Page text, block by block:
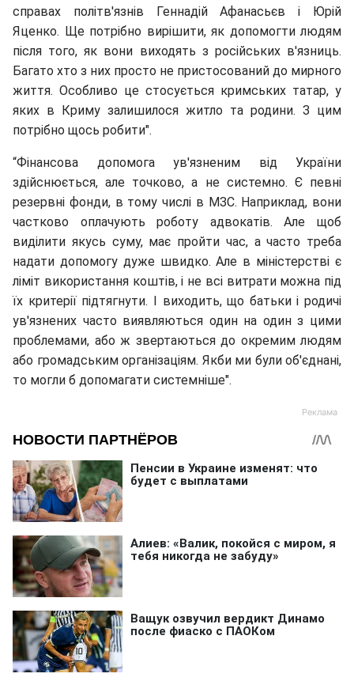
справах політв'язнів Геннадій Афанасьєв і Юрій
Яценко. Ще потрібно вирішити, як допомогти людям
після того, як вони виходять з російських в'язниць.
Багато хто з них просто не пристосований до мирного
життя. Особливо це стосується кримських татар, у
яких в Криму залишилося житло та родини. З цим
потрібно щось робити".
“Фінансова допомога ув'язненим від України
здійснюється, але точково, а не системно. Є певні
резервні фонди, в тому числі в МЗС. Наприклад, вони
частково оплачують роботу адвокатів. Але щоб
виділити якусь суму, має пройти час, а часто треба
надати допомогу дуже швидко. Але в міністерстві є
ліміт використання коштів, і не всі витрати можна під
їх критерії підтягнути. І виходить, що батьки і родичі
ув'язнених часто виявляються один на один з цими
проблемами, або ж звертаються до окремим людям
або громадським організаціям. Якби ми були об'єднані,
то могли б допомагати системніше".